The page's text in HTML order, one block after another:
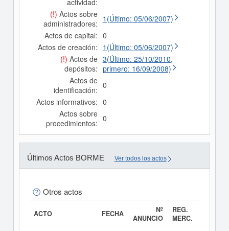
actividad:
(!) Actos sobre
administradores: 1(Último: 05/06/2007)
Actos de capital: 0
Actos de creación: 1(Último: 05/06/2007)
(!) Actos de
depósitos:
3(Último: 25/10/2010,
primero: 16/09/2008)
Actos de
identificación: 0
Actos informativos: 0
Actos sobre
procedimientos: 0
Últimos Actos BORME Ver todos los actos
Otros actos
ACTO FECHA
Nº
ANUNCIO
REG.
MERC.